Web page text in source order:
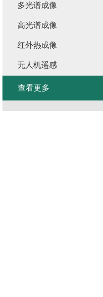
多光谱成像
高光谱成像
红外热成像
无人机遥感
查看更多